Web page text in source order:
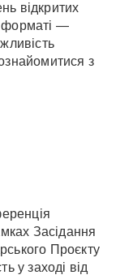
відкритих
форматі —
з
Засідання
Проєкту
у заході від